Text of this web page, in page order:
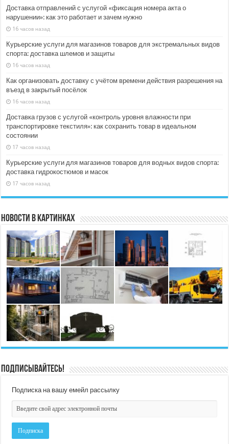
Доставка отправлений с услугой «фиксация номера акта о
нарушении»: как это работает и зачем нужно
16 часов назад
Курьерские услуги для магазинов товаров для экстремальных видов
спорта: доставка шлемов и защиты
16 часов назад
Как организовать доставку с учётом времени действия разрешения на
въезд в закрытый посёлок
16 часов назад
Доставка грузов с услугой «контроль уровня влажности при
транспортировке текстиля»: как сохранить товар в идеальном
состоянии
17 часов назад
Курьерские услуги для магазинов товаров для водных видов спорта:
доставка гидрокостюмов и масок
17 часов назад
Новости в картинках
Подписывайтесь!
Подписка на вашу емейл рассылку